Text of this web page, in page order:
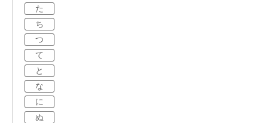
た
ち
つ
て
と
な
に
ぬ